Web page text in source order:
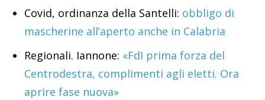
Covid, ordinanza della Santelli: obbligo di
mascherine all’aperto anche in Calabria
Regionali. Iannone: «FdI prima forza del
Centrodestra, complimenti agli eletti. Ora
aprire fase nuova»